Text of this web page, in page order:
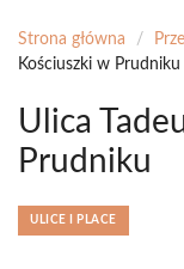
Strona główna /
Kościuszki w Prudniku
Ulica
Prudniku
ULICE I PLACE